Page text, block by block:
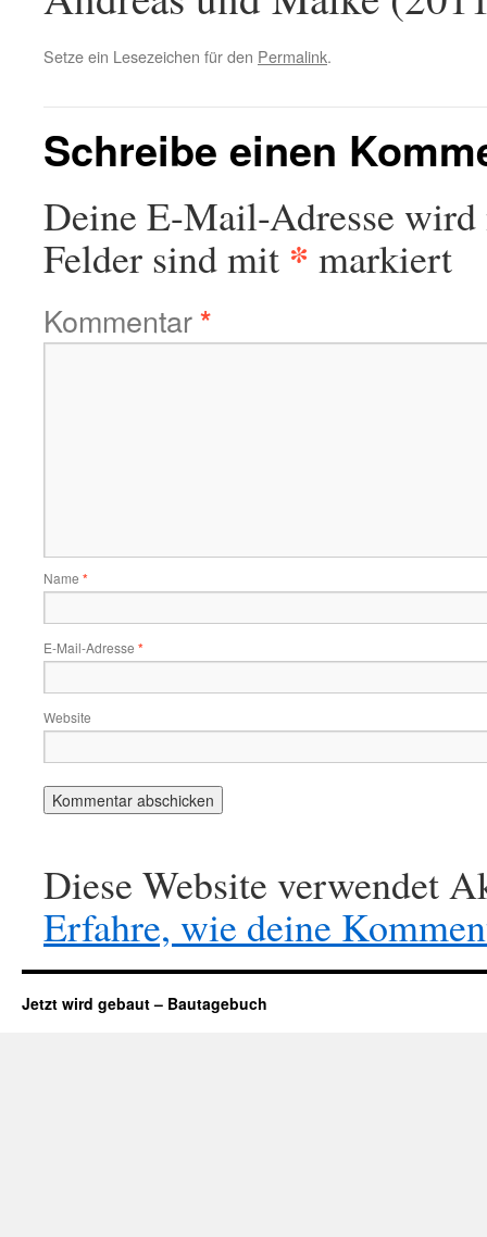
Setze ein Lesezeichen für den Permalink.
Schreibe einen
Deine E-Mail-Adresse
Felder sind mit * markiert
Kommentar*
Name *
E-Mail-Adresse *
Website
Diese Website verwendet
Erfahre, wie deine
Jetzt wird gebaut – Bautagebuch